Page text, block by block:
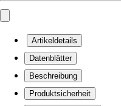
Artikeldetails
Datenblätter
Beschreibung
Produktsicherheit